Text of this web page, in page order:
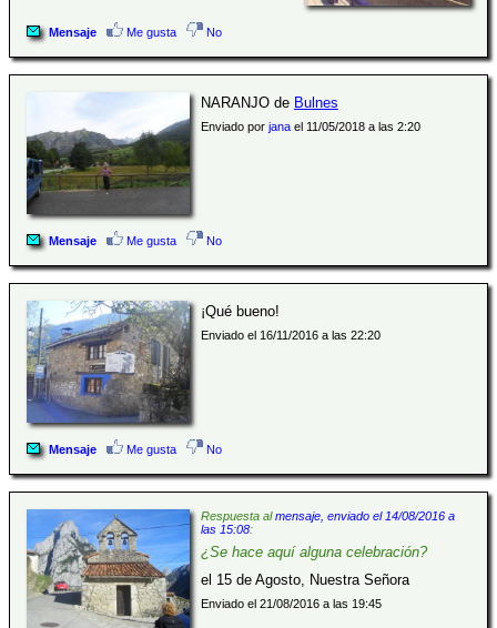
Mensaje Me gusta No
NARANJO de Bulnes
Enviado por janael 11/05/2018 a las 2:20
Mensaje Me gusta No
¡Qué bueno!
Enviado el 16/11/2016 a las 22:20
Mensaje Me gusta No
Respuesta almensaje, enviado el 14/08/2016 a
las 15:08:
¿Se hace aquí alguna celebración?
el 15 de Agosto, Nuestra Señora
Enviado el 21/08/2016 a las 19:45